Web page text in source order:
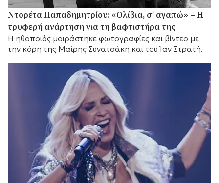
Ντορέτα Παπαδημητρίου: «Ολίβια, σ’ αγαπώ» – Η
τρυφερή ανάρτηση για τη βαφτιστήρα της
Η ηθοποιός μοιράστηκε φωτογραφίες και βίντεο με
την κόρη της Μαίρης Συνατσάκη και του Ίαν Στρατή.